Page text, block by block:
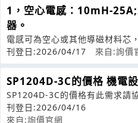
1，空心電感：10mH-
器。
電感可為空心或其他導磁材料芯
10Hz-200kHz;X’mer（1
刊登日:2026/04/17 來自:詢價
SP1204D-3C的價格 機電
SP1204D-3C的價格有此需求請
刊登日:2026/04/16
來自:詢價官網